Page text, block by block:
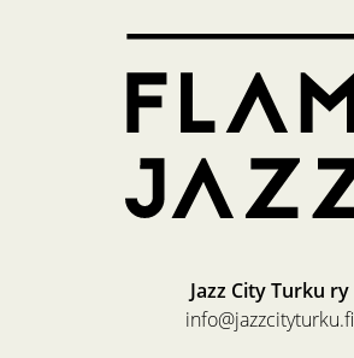
Jazz City Turku ry
info@jazzcityturku.fi